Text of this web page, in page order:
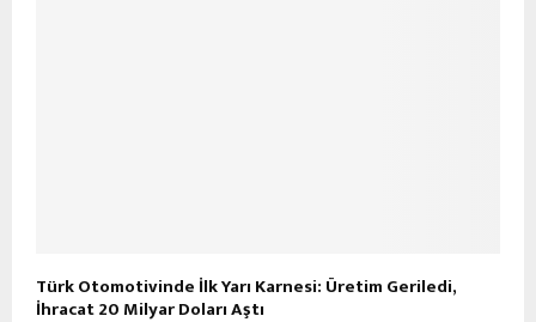
Türk Otomotivinde İlk Yarı Karnesi: Üretim Geriledi,
İhracat 20 Milyar Doları Aştı